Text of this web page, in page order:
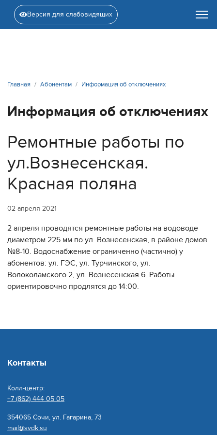
Версия для слабовидящих
Главная Абонентам Информация об отключениях
Информация об отключениях
Ремонтные работы по
ул.Вознесенская.
Красная поляна
02 апреля 2021
2 апреля проводятся ремонтные работы на водоводе
диаметром 225 мм по ул. Вознесенская, в районе домов
№8-10. Водоснабжение ограниченно (частично) у
абонентов: ул. ГЭС, ул. Турчинского, ул.
Волоколамского 2, ул. Вознесенская 6. Работы
ориентировочно продлятся до 14:00.
Контакты
Колл-центр:
+7 (862) 444 05 05
354065 Сочи, ул. Гагарина, 73
mail@svdk.su